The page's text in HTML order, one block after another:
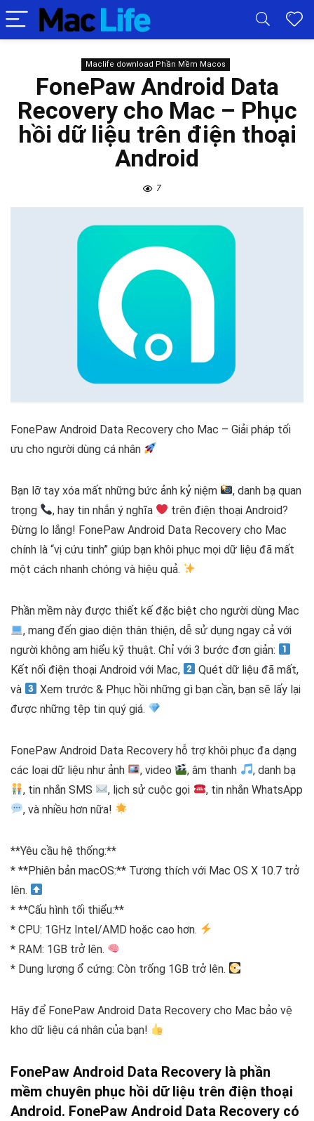
Maclife download Phần Mềm Macos
FonePaw Android Data
Recovery cho Mac – Phục
hồi dữ liệu trên điện thoại
Android
7
FonePaw Android Data Recovery cho Mac – Giải pháp tối
ưu cho người dùng cá nhân
Bạn lỡ tay xóa mất những bức ảnh kỷ niệm
, danh bạ quan
trọng
, hay tin nhắn ý nghĩa
trên điện thoại Android?
Đừng lo lắng! FonePaw Android Data Recovery cho Mac
chính là “vị cứu tinh” giúp bạn khôi phục mọi dữ liệu đã mất
một cách nhanh chóng và hiệu quả.
Phần mềm này được thiết kế đặc biệt cho người dùng Mac
, mang đến giao diện thân thiện, dễ sử dụng ngay cả với
người không am hiểu kỹ thuật. Chỉ với 3 bước đơn giản:
Kết nối điện thoại Android với Mac,
Quét dữ liệu đã mất,
và
Xem trước & Phục hồi những gì bạn cần, bạn sẽ lấy lại
được những tệp tin quý giá.
FonePaw Android Data Recovery hỗ trợ khôi phục đa dạng
các loại dữ liệu như ảnh
, video , âm thanh
, danh bạ
, tin nhắn SMS
, lịch sử cuộc gọi
, tin nhắn WhatsApp
, và nhiều hơn nữa!
**Yêu cầu hệ thống:**
* **Phiên bản macOS:** Tương thích với Mac OS X 10.7 trở
lên.
* **Cấu hình tối thiểu:**
* CPU: 1GHz Intel/AMD hoặc cao hơn.
* RAM: 1GB trở lên.
* Dung lượng ổ cứng: Còn trống 1GB trở lên.
Hãy để FonePaw Android Data Recovery cho Mac bảo vệ
kho dữ liệu cá nhân của bạn!
FonePaw Android Data Recovery là phần
mềm chuyên phục hồi dữ liệu trên điện thoại
Android. FonePaw Android Data Recovery có